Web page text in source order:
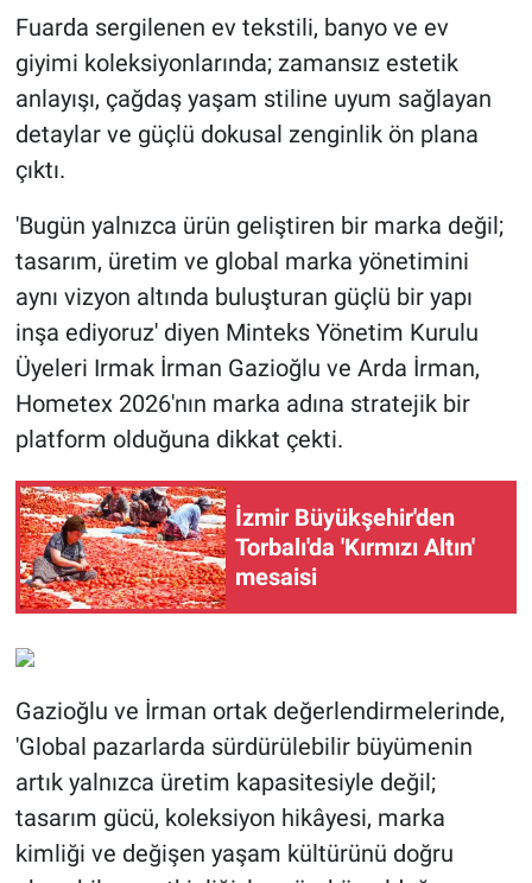
Fuarda sergilenen ev tekstili, banyo ve ev
giyimi koleksiyonlarında; zamansız estetik
anlayışı, çağdaş yaşam stiline uyum sağlayan
detaylar ve güçlü dokusal zenginlik ön plana
çıktı.
'Bugün yalnızca ürün geliştiren bir marka değil;
tasarım, üretim ve global marka yönetimini
aynı vizyon altında buluşturan güçlü bir yapı
inşa ediyoruz' diyen Minteks Yönetim Kurulu
Üyeleri Irmak İrman Gazioğlu ve Arda İrman,
Hometex 2026'nın marka adına stratejik bir
platform olduğuna dikkat çekti.
İzmir Büyükşehir'den
Torbalı'da 'Kırmızı Altın'
mesaisi
Gazioğlu ve İrman ortak değerlendirmelerinde,
'Global pazarlarda sürdürülebilir büyümenin
artık yalnızca üretim kapasitesiyle değil;
tasarım gücü, koleksiyon hikâyesi, marka
kimliği ve değişen yaşam kültürünü doğru